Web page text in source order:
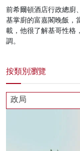
前希爾頓酒店行政總廚
基掌廚的富嘉閣晚飯，
載，他很了解基哥性格
調。
按類別瀏覽
政局